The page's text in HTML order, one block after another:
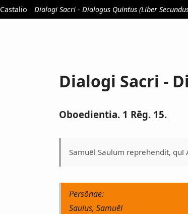
Castalio Dialogi Sacri - Dialogus Quintus (Liber
Dialogi Sacri -
Oboedientia. 1 Rēg. 15.
Samuēl Saulum reprehendit,
Persōnae:
Saulus, Samuēl